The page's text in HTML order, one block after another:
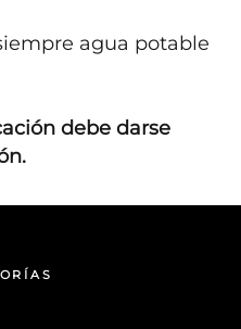
agua potable
debe darse